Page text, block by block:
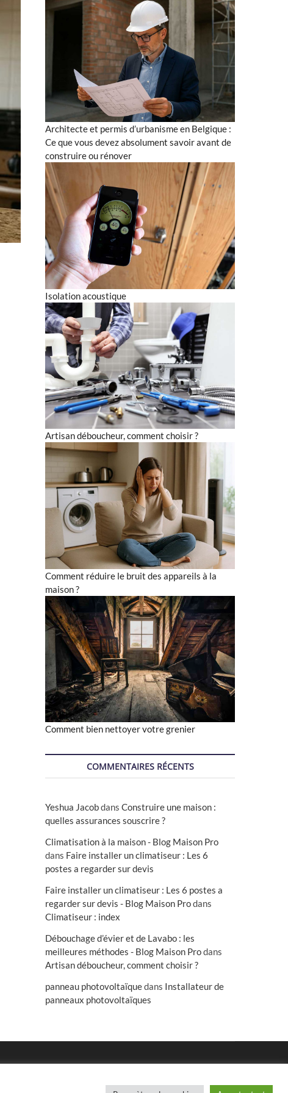
Architecte et permis d’urbanisme en Belgique :
Ce que vous devez absolument savoir avant de
construire ou rénover
Isolation acoustique
Artisan déboucheur, comment choisir ?
Comment réduire le bruit des appareils à la
maison ?
Comment bien nettoyer votre grenier
COMMENTAIRES RÉCENTS
Yeshua Jacobdans Construire une maison :
quelles assurances souscrire ?
Climatisation à la maison - Blog Maison Pro
dans Faire installer un climatiseur : Les 6
postes a regarder sur devis
Faire installer un climatiseur : Les 6 postes a
regarder sur devis - Blog Maison Prodans
Climatiseur : index
Débouchage d’évier et de Lavabo : les
meilleures méthodes - Blog Maison Prodans
Artisan déboucheur, comment choisir ?
panneau photovoltaïquedans Installateur de
panneaux photovoltaïques